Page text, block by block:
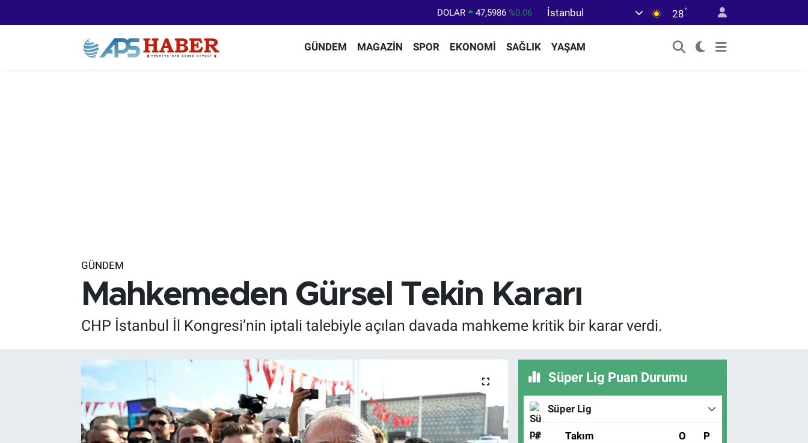
DOLAR 47,5986 %0.06
İstanbul 28°
GÜNDEM MAGAZİN SPOR EKONOMİ SAĞLIK YAŞAM
GÜNDEM
Mahkemeden Gürsel Tekin Kararı
CHP İstanbul İl Kongresi’nin iptali talebiyle açılan davada mahkeme kritik bir karar verdi.
Süper Lig Puan Durumu
Süper Lig
# Takım O P